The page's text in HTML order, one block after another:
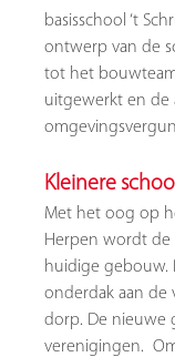
basisschool ‘t
ontwerp van de
tot het
uitgewerkt en de
Kleinere
Met het oog op
Herpen wordt
huidige gebouw.
onderdak aan de
dorp. De nieuwe
verenigingen.